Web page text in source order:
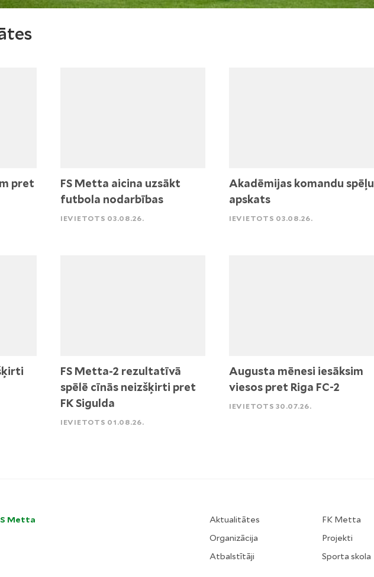
pret
FS Metta aicina uzsākt
futbola nodarbības
IEVIETOTS 03.08.26.
Akadēmijas komandu spēļu
apskats
IEVIETOTS 03.08.26.
FS Metta-2 rezultatīvā
spēlē cīnās neizšķirti pret
FK Sigulda
IEVIETOTS 01.08.26.
Augusta mēnesi iesāksim
viesos pret Riga FC-2
IEVIETOTS 30.07.26.
Metta
Aktualitātes
Organizācija
Atbalstītāji
FK Metta
Projekti
Sporta skola